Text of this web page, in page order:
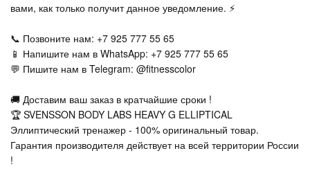
вами, как только получит данное уведомление. ⚡
📞 Позвоните нам: +7 925 777 55 65
📱 Напишите нам в WhatsApp: +7 925 777 55 65
💬 Пишите нам в Telegram: @fitnesscolor
🚚 Доставим ваш заказ в кратчайшие сроки !
🏆 SVENSSON BODY LABS HEAVY G ELLIPTICAL
Эллиптический тренажер - 100% оригинальный товар.
Гарантия производителя действует на всей территории России
!